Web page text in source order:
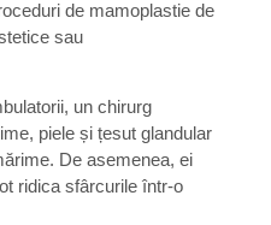
de mamoplastie de
sau
un chirurg
piele și țesut glandular
De asemenea, ei
ridica sfârcurile într-o